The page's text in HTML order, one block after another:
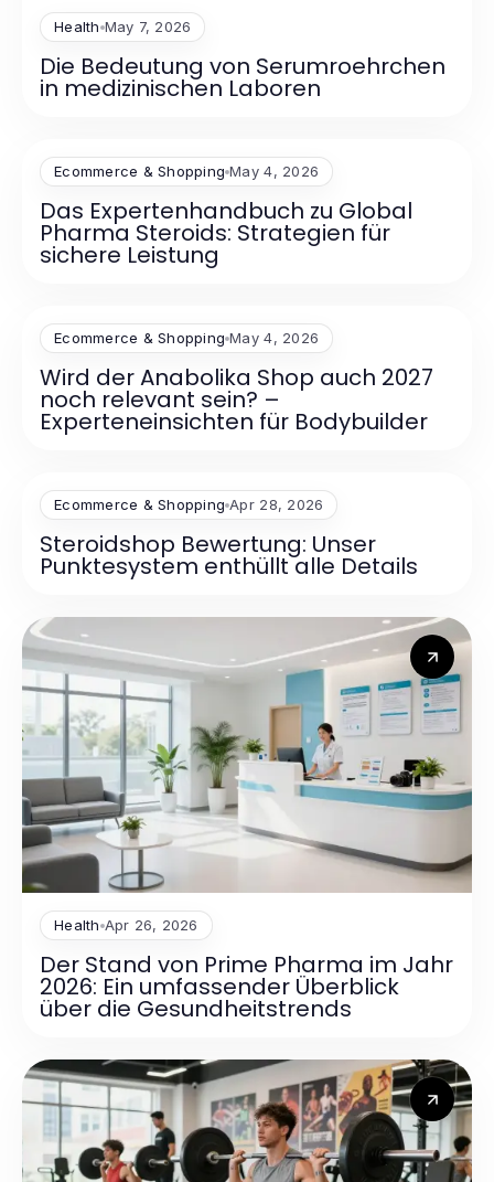
Health May 7, 2026
Die Bedeutung von Serumroehrchen
in medizinischen Laboren
Ecommerce & Shopping May 4, 2026
Das Expertenhandbuch zu Global
Pharma Steroids: Strategien für
sichere Leistung
Ecommerce & Shopping May 4, 2026
Wird der Anabolika Shop auch 2027
noch relevant sein? –
Experteneinsichten für Bodybuilder
Ecommerce & Shopping Apr 28, 2026
Steroidshop Bewertung: Unser
Punktesystem enthüllt alle Details
Health Apr 26, 2026
Der Stand von Prime Pharma im Jahr
2026: Ein umfassender Überblick
über die Gesundheitstrends